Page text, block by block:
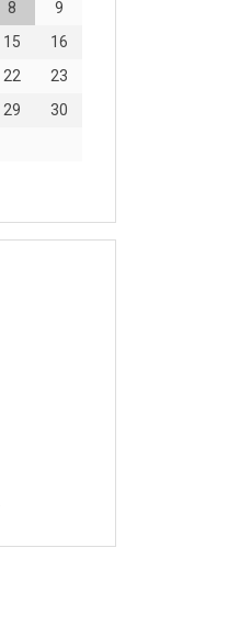
8
9
15
16
22
23
29
30